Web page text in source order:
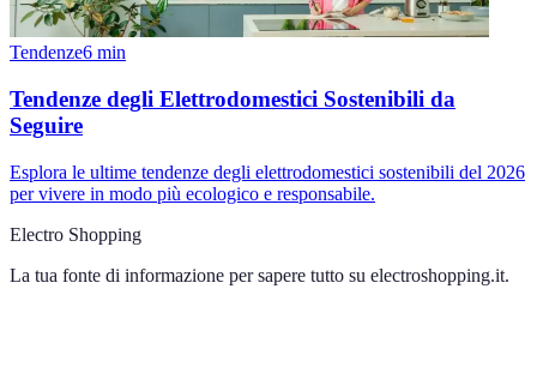
Tendenze6 min
Tendenze degli Elettrodomestici Sostenibili da
Seguire
Esplora le ultime tendenze degli elettrodomestici sostenibili del 2026
per vivere in modo più ecologico e responsabile.
Electro Shopping
La tua fonte di informazione per sapere tutto su electroshopping.it.